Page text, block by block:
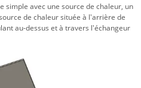
simple avec une source de chaleur, un
de chaleur située à l'arrière de
au-dessus et à travers l'échangeur